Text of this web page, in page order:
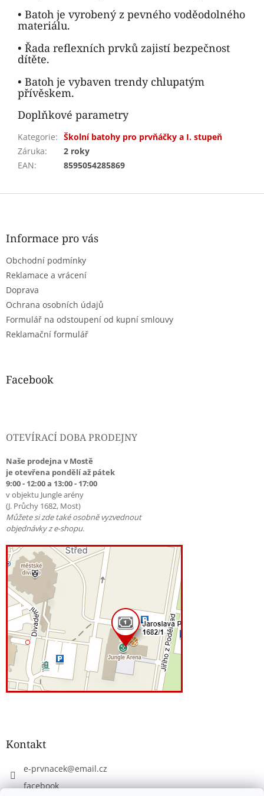
• Batoh je vyrobený z pevného voděodolného
materiálu.
• Řada reflexních prvků zajistí bezpečnost
dítěte.
• Batoh je vybaven trendy chlupatým
přívěskem.
Doplňkové parametry
Kategorie: Školní batohy pro prvňáčky a I. stupeň
Záruka:
2 roky
EAN: 8595054285869
Z
Informace pro vás
Obchodní podmínky
Reklamace a vrácení
Doprava
Ochrana osobních údajů
Formulář na odstoupení od kupní smlouvy
Reklamační formulář
Facebook
OTEVÍRACÍ DOBA PRODEJNY
Naše prodejna v Mostě
je otevřena pondělí až pátek
9:00 - 12:00 a 13:00 - 17:00
v objektu Jungle arény
(J. Průchy 1682, Most)
Můžete si zde také osobně vyzvednout
objednávky z e-shopu.
Kontakt
e-prvnacek@email.cz
facebook